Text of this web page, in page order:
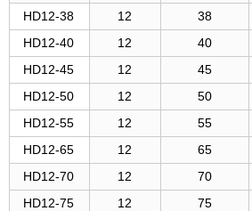
HD12-38
12 38
HD12-40
12 40
HD12-45
12 45
HD12-50
12 50
HD12-55
12 55
HD12-65
12 65
HD12-70
12 70
HD12-75
12 75